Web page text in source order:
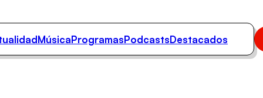
MúsicaProgramasPodcastsDestacados